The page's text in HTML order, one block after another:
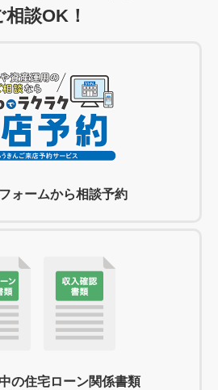
相談OK！
ォームから相談予約
の住宅ローン関係書類